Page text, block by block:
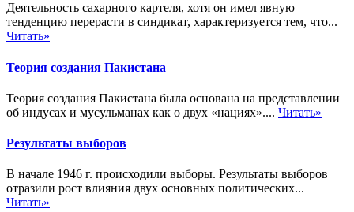
Деятельность сахарного картеля, хотя он имел явную
тенденцию перерасти в синдикат, характеризуется тем, что...
Читать»
Теория создания Пакистана
Теория создания Пакистана была основана на представлении
об индусах и мусульманах как о двух «нациях».... Читать»
Результаты выборов
В начале 1946 г. происходили выборы. Результаты выборов
отразили рост влияния двух основных политических...
Читать»